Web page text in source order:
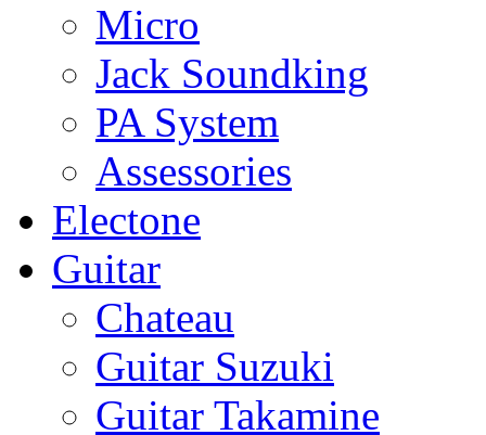
Micro
Jack Soundking
PA System
Assessories
Electone
Guitar
Chateau
Guitar Suzuki
Guitar Takamine